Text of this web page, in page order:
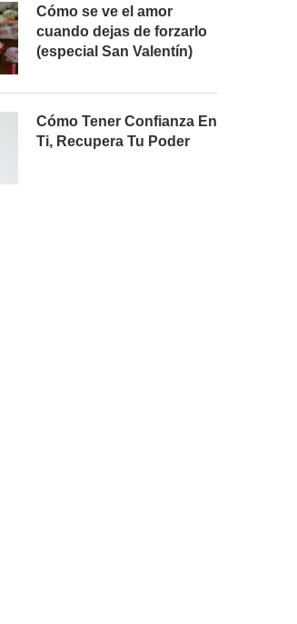
Cómo se ve el amor
cuando dejas de forzarlo
(especial San Valentín)
Cómo Tener Confianza En
Ti, Recupera Tu Poder